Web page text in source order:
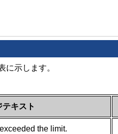
に示します。
キスト
the limit.